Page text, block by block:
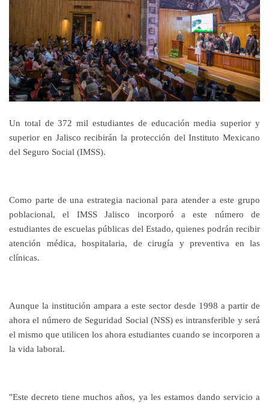
Un total de 372 mil estudiantes de educación media superior y
superior en Jalisco recibirán la protección del Instituto Mexicano
del Seguro Social (IMSS).
Como parte de una estrategia nacional para atender a este grupo
poblacional, el IMSS Jalisco incorporó a este número de
estudiantes de escuelas públicas del Estado, quienes podrán recibir
atención médica, hospitalaria, de cirugía y preventiva en las
clínicas.
Aunque la institución ampara a este sector desde 1998 a partir de
ahora el número de Seguridad Social (NSS) es intransferible y será
el mismo que utilicen los ahora estudiantes cuando se incorporen a
la vida laboral.
"Este decreto tiene muchos años, ya les estamos dando servicio a